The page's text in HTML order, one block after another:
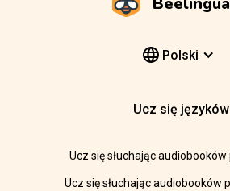
Polski
Ucz się języków
Ucz się słuchając
Ucz się słuchając audiobooków